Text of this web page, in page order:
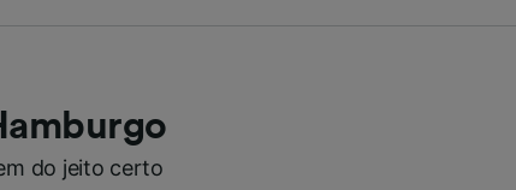
do jeito certo